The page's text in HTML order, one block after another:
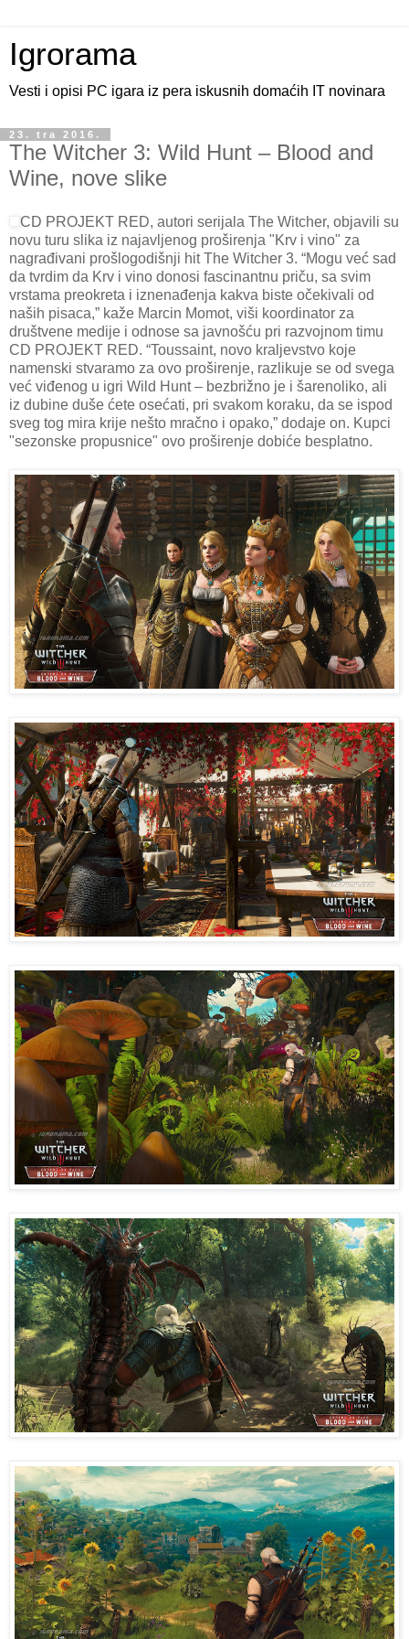
Igrorama
Vesti i opisi PC igara iz pera iskusnih domaćih IT novinara
23. tra 2016.
The Witcher 3: Wild Hunt – Blood and
Wine, nove slike
CD PROJEKT RED, autori serijala The Witcher, objavili su
novu turu slika iz najavljenog proširenja "Krv i vino" za
nagrađivani prošlogodišnji hit The Witcher 3. “Mogu već sad
da tvrdim da Krv i vino donosi fascinantnu priču, sa svim
vrstama preokreta i iznenađenja kakva biste očekivali od
naših pisaca,” kaže Marcin Momot, viši koordinator za
društvene medije i odnose sa javnošću pri razvojnom timu
CD PROJEKT RED. “Toussaint, novo kraljevstvo koje
namenski stvaramo za ovo proširenje, razlikuje se od svega
već viđenog u igri Wild Hunt – bezbrižno je i šarenoliko, ali
iz dubine duše ćete osećati, pri svakom koraku, da se ispod
sveg tog mira krije nešto mračno i opako,” dodaje on. Kupci
"sezonske propusnice" ovo proširenje dobiće besplatno.